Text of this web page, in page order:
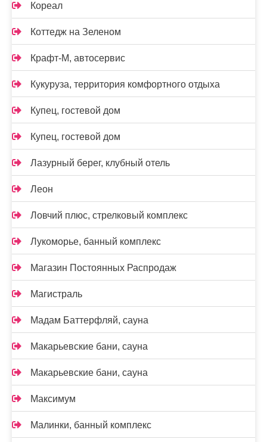
Кореал
Коттедж на Зеленом
Крафт-М, автосервис
Кукуруза, территория комфортного отдыха
Купец, гостевой дом
Купец, гостевой дом
Лазурный берег, клубный отель
Леон
Ловчий плюс, стрелковый комплекс
Лукоморье, банный комплекс
Магазин Постоянных Распродаж
Магистраль
Мадам Баттерфляй, сауна
Макарьевские бани, сауна
Макарьевские бани, сауна
Максимум
Малинки, банный комплекс